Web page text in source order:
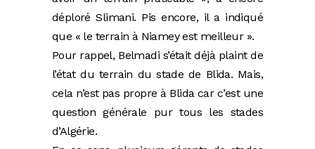
déploré Slimani. Pis encore, il a indiqué
que « le terrain à Niamey est meilleur ».
Pour rappel, Belmadi s’était déjà plaint de
l’état du terrain du stade de Blida. Mais,
cela n’est pas propre à Blida car c’est une
question générale pur tous les stades
d’Algérie.